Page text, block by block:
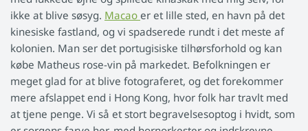
ikke at blive søsyg. Macao er et lille sted, en havn på det
kinesiske fastland, og vi spadserede rundt i det meste af
kolonien. Man ser det portugisiske tilhørsforhold og kan
købe Matheus rose-vin på markedet. Befolkningen er
meget glad for at blive fotograferet, og det forekommer
mere afslappet end i Hong Kong, hvor folk har travlt med
at tjene penge. Vi så et stort begravelsesoptog i hvidt, som